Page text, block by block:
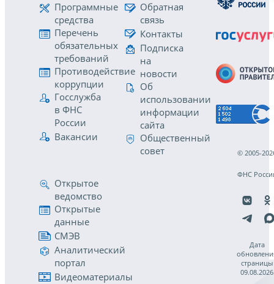
Программные
средства
Перечень
обязательных
требований
Противодействие
коррупции
Госслужба
в ФНС
России
Вакансии
Обратная
связь
Контакты
Подписка
на
новости
Об
использовании
информации
сайта
Общественный
совет
Открытое
ведомство
Открытые
данные
СМЭВ
Аналитический
портал
Видеоматериалы
© 2005-
ФНС
Дата
страницы
09.08.2026